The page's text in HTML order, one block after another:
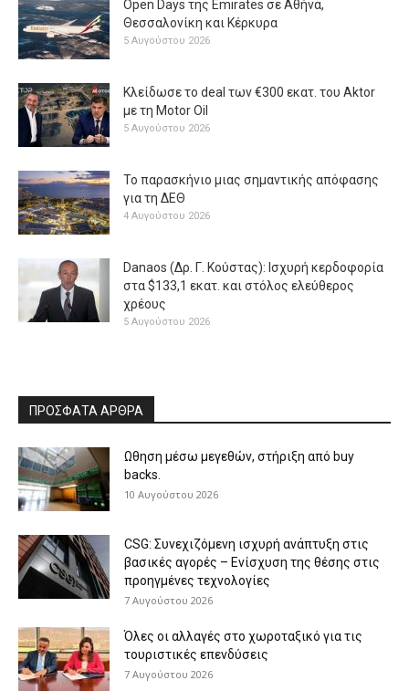
Open Days της Emirates σε Αθήνα,
Θεσσαλονίκη και Κέρκυρα
5 Αυγούστου 2026
Κλείδωσε το deal των €300 εκατ. του Aktor
με τη Μotor Oil
5 Αυγούστου 2026
Το παρασκήνιο μιας σημαντικής απόφασης
για τη ΔΕΘ
4 Αυγούστου 2026
Danaos (Δρ. Γ. Κούστας): Ισχυρή κερδοφορία
στα $133,1 εκατ. και στόλος ελεύθερος
χρέους
5 Αυγούστου 2026
ΠΡΟΣΦΑΤΑ ΑΡΘΡΑ
Ωθηση μέσω μεγεθών, στήριξη από buy
backs.
10 Αυγούστου 2026
CSG: Συνεχιζόμενη ισχυρή ανάπτυξη στις
βασικές αγορές – Ενίσχυση της θέσης στις
προηγμένες τεχνολογίες
7 Αυγούστου 2026
Όλες οι αλλαγές στο χωροταξικό για τις
τουριστικές επενδύσεις
7 Αυγούστου 2026